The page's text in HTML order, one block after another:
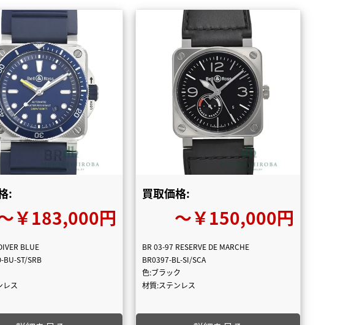
:
￥183,000円
BLUE
BU-ST/SRB
レス
買取価格:
〜￥150,000円
BR 03-97 RESERVE DE MARCHE
BR0397-BL-SI/SCA
色:ブラック
材質:ステンレス